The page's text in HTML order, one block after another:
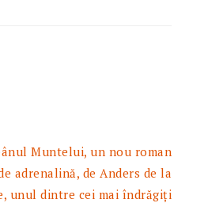
Muntelui, un nou roman
adrenalină, de Anders de la
unul dintre cei mai îndrăgiți